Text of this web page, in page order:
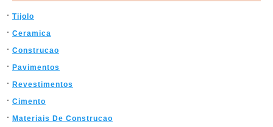
Tijolo
Ceramica
Construcao
Pavimentos
Revestimentos
Cimento
Materiais De Construcao